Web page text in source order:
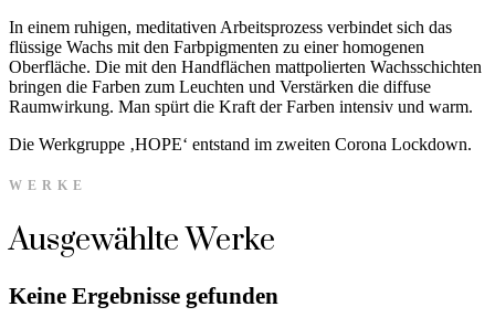
In einem ruhigen, meditativen Arbeitsprozess verbindet sich das
flüssige Wachs mit den Farbpigmenten zu einer homogenen
Oberfläche. Die mit den Handflächen mattpolierten Wachsschichten
bringen die Farben zum Leuchten und Verstärken die diffuse
Raumwirkung. Man spürt die Kraft der Farben intensiv und warm.
Die Werkgruppe ‚HOPE‘ entstand im zweiten Corona Lockdown.
WERKE
Ausgewählte Werke
Keine Ergebnisse gefunden